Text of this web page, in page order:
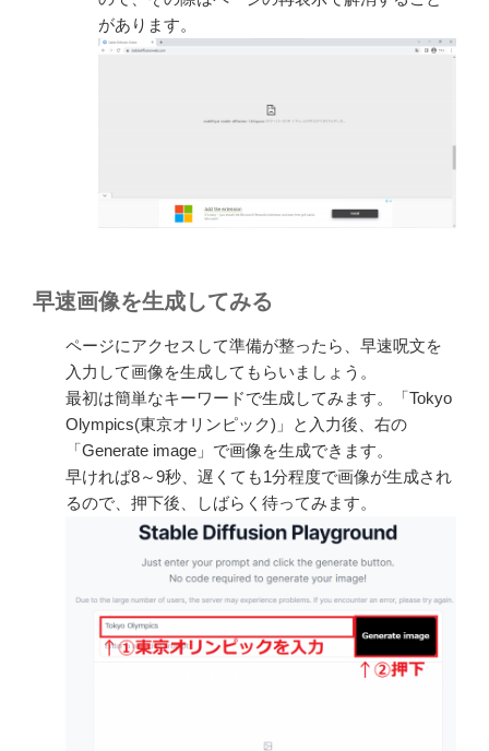
があります。
早速画像を生成してみる
ページにアクセスして準備が整ったら、早速呪文を
入力して画像を生成してもらいましょう。
最初は簡単なキーワードで生成してみます。「Tokyo
Olympics(東京オリンピック)」と入力後、右の
「Generate image」で画像を生成できます。
早ければ8～9秒、遅くても1分程度で画像が生成され
るので、押下後、しばらく待ってみます。